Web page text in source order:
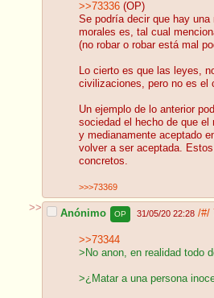
>>73336 (OP)
Se podría decir que hay
morales es, tal cual
(no robar o robar está mal
Lo cierto es que las leyes,
civilizaciones, pero no es el
Un ejemplo de lo anterior
sociedad el hecho de que
y medianamente aceptado
volver a ser aceptada.
concretos.
>>>73369
>> Anónimo OP 31/05/20 22:28 /#/
>>73344
>No anon, en realidad todo
>¿Matar a una persona